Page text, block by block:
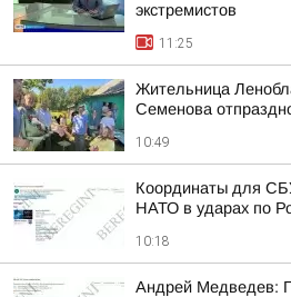
экстремистов
11:25
Жительница
Семенова
10:49
Координаты для
НАТО в ударах по
10:18
Андрей Медведев: